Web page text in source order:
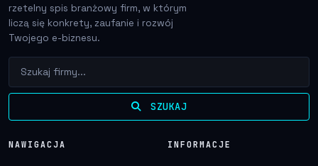
rzetelny spis branżowy firm, w którym
liczą się konkrety, zaufanie i rozwój
Twojego e-biznesu.
SZUKAJ
NAWIGACJA INFORMACJE